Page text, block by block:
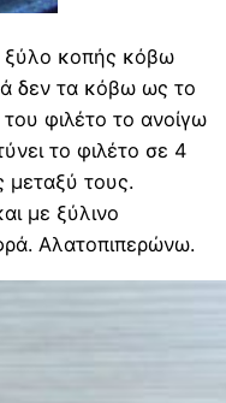
ξύλο κοπής κόβω
δεν τα κόβω ως το
φιλέτο το ανοίγω
το φιλέτο σε 4
μεταξύ τους.
με ξύλινο
Αλατοπιπερώνω.